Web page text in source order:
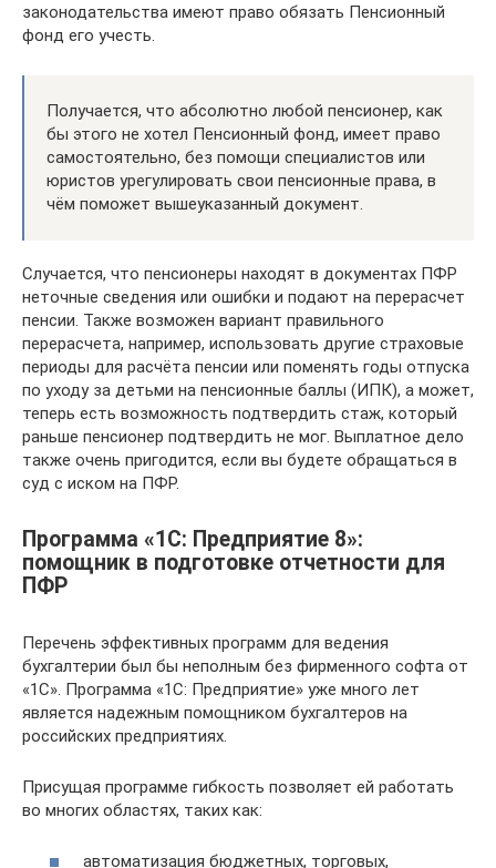
законодательства имеют право обязать Пенсионный
фонд его учесть.
Получается, что абсолютно любой пенсионер, как
бы этого не хотел Пенсионный фонд, имеет право
самостоятельно, без помощи специалистов или
юристов урегулировать свои пенсионные права, в
чём поможет вышеуказанный документ.
Случается, что пенсионеры находят в документах ПФР
неточные сведения или ошибки и подают на перерасчет
пенсии. Также возможен вариант правильного
перерасчета, например, использовать другие страховые
периоды для расчёта пенсии или поменять годы отпуска
по уходу за детьми на пенсионные баллы (ИПК), а может,
теперь есть возможность подтвердить стаж, который
раньше пенсионер подтвердить не мог. Выплатное дело
также очень пригодится, если вы будете обращаться в
суд с иском на ПФР.
Программа «1С: Предприятие 8»:
помощник в подготовке отчетности для
ПФР
Перечень эффективных программ для ведения
бухгалтерии был бы неполным без фирменного софта от
«1С». Программа «1С: Предприятие» уже много лет
является надежным помощником бухгалтеров на
российских предприятиях.
Присущая программе гибкость позволяет ей работать
во многих областях, таких как:
автоматизация бюджетных, торговых,